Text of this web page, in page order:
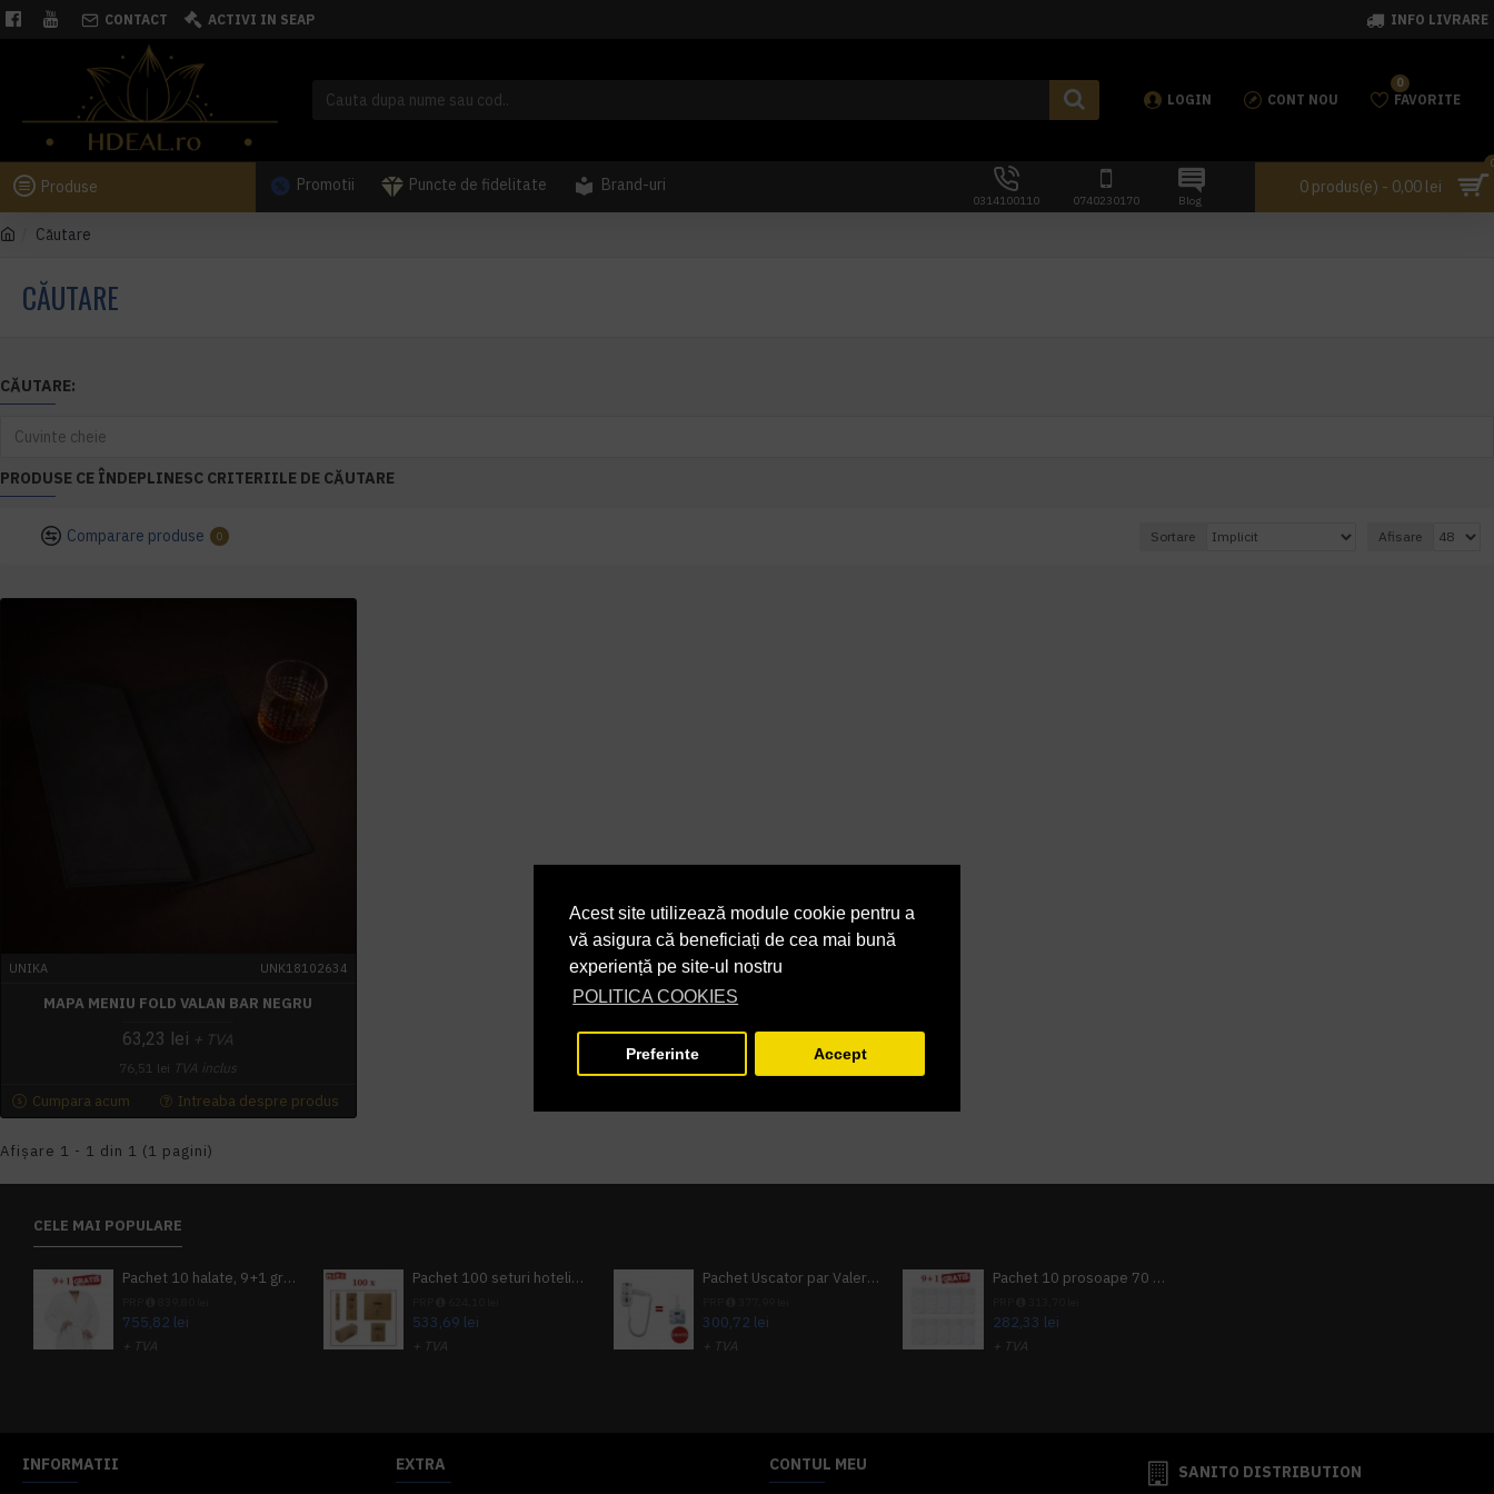
Acest site utilizează module cookie pentru a
vă asigura că beneficiați de cea mai bună
experiență pe site-ul nostru
POLITICA COOKIES
Preferinte Accept
CONTACT ACTIVI IN SEAP INFO LIVRARE
LOGIN CONT NOU FAVORITE
0
Produse Promotii Puncte de fidelitate Brand-uri
0314100110 0740230170 Blog
0 produs(e) - 0,00 lei
Căutare
CĂUTARE
CĂUTARE:
PRODUSE CE ÎNDEPLINESC CRITERIILE DE CĂUTARE
Comparare produse 0 Sortare Afisare
UNIKA UNK18102634
MAPA MENIU FOLD VALAN BAR NEGRU
63,23 lei + TVA
76,51 lei TVA inclus
Cumpara acum Intreaba despre produs
Afişare 1 - 1 din 1 (1 pagini)
CELE MAI POPULARE
Pachet 10 halate, 9+1 gratuit
755,82 lei
+ TVA
Pachet 100 seturi hoteliere, set dentar, set barbierit, casca de dus, pila unghii, set cusut
533,69 lei
+ TVA
Pachet Uscator par Valera Action Super Plus + GRATUIT Sampon si gel de dus Tork
300,72 lei
+ TVA
Pachet 10 prosoape 70 x 140cm 9 + 1 gratuit
282,33 lei
+ TVA
INFORMATII EXTRA CONTUL MEU SANITO DISTRIBUTION